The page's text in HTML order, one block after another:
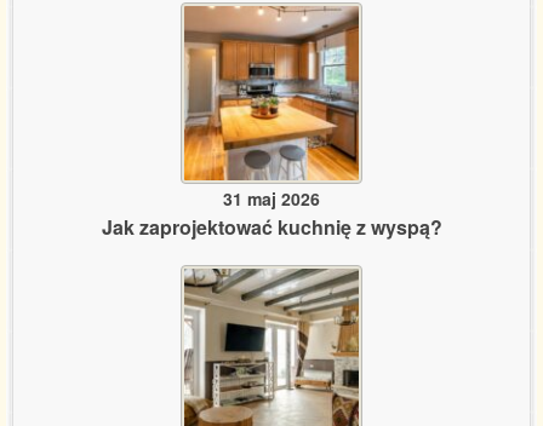
31 maj 2026
Jak zaprojektować kuchnię z wyspą?